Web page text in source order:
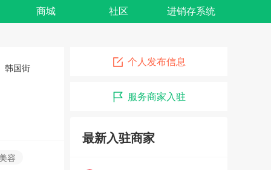
商城 社区 进销存系统
韩国街
容
个人发布信息
服务商家入驻
最新入驻商家